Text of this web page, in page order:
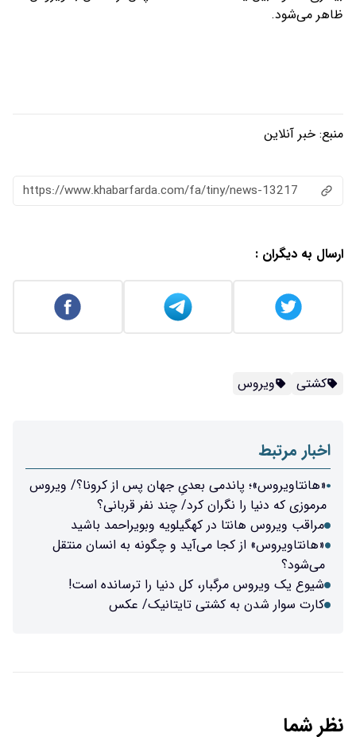
ظاهر می‌شود.
منبع: خبر آنلاین
https://www.khabarfarda.com/fa/tiny/news-13217
ارسال به دیگران :
کشتی ویروس
اخبار مرتبط
«هانتاویروس»؛ پاندمی بعدیِ جهان پس از کرونا؟/ ویروس
مرموزی که دنیا را نگران کرد/ چند نفر قربانی؟
مراقب ویروس هانتا در کهگیلویه‌ وبویراحمد باشید
«هانتاویروس» از کجا می‌آید و چگونه به انسان منتقل
می‌شود؟
شیوع یک ویروس مرگبار، کل دنیا را ترسانده است!
کارت سوار شدن به کشتی تایتانیک/ عکس
نظر شما